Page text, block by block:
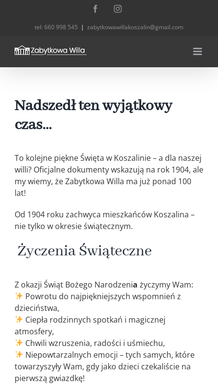
zawartości
FacebookInstagram
tel: 660 998 545 | zabytkowawillakoszalin@gmail.com
Nadszedł ten wyjątkowy
czas…
To kolejne piękne Święta w Koszalinie – a dla naszej
willi? Oficjalne dokumenty wskazują na rok 1904, ale
my wiemy, że Zabytkowa Willa ma już ponad 100
lat!
Od 1904 roku zachwyca mieszkańców Koszalina –
nie tylko w okresie świątecznym.
Życzenia Świąteczne
Z okazji Świąt Bożego Narodzenia życzymy Wam:
Powrotu do najpiękniejszych wspomnień z
dzieciństwa,
Ciepła rodzinnych spotkań i magicznej
atmosfery,
Chwili wzruszenia, radości i uśmiechu,
Niepowtarzalnych emocji – tych samych, które
towarzyszyły Wam, gdy jako dzieci czekaliście na
pierwszą gwiazdkę!